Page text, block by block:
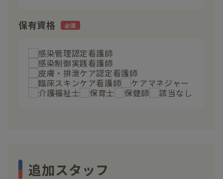
保有資格
感染管理認定看護師
感染制御実践看護師
皮膚・排泄ケア認定看護師
臨床スキンケア看護師
ケアマネジャー
介護福祉士
保育士 保健師 該当なし
追加スタッフ